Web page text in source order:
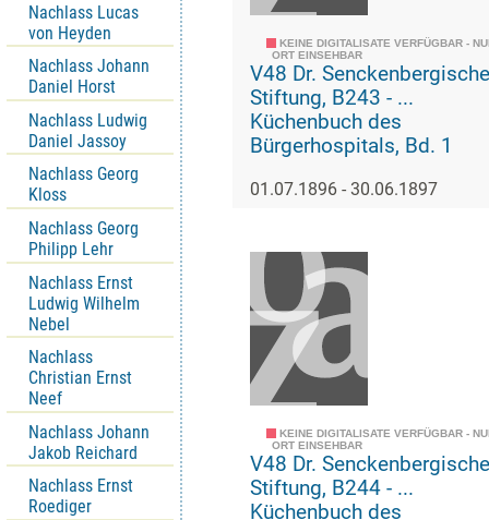
Nachlass Lucas
von Heyden
Nachlass Johann
Daniel Horst
Nachlass Ludwig
Daniel Jassoy
Nachlass Georg
Kloss
Nachlass Georg
Philipp Lehr
Nachlass Ernst
Ludwig Wilhelm
Nebel
Nachlass
Christian Ernst
Neef
Nachlass Johann
Jakob Reichard
Nachlass Ernst
Roediger
KEINE DIGITALISATE VERFÜGBAR -
ORT EINSEHBAR
V48 Dr. Senckenbergische
Stiftung, B243 - ...
Küchenbuch des
Bürgerhospitals, Bd. 1
01.07.1896 - 30.06.1897
KEINE DIGITALISATE VERFÜGBAR -
ORT EINSEHBAR
V48 Dr. Senckenbergische
Stiftung, B244 - ...
Küchenbuch des